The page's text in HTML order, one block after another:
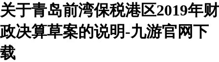
关于青岛前湾保税港区2019年财
政决算草案的说明-九游官网下
载